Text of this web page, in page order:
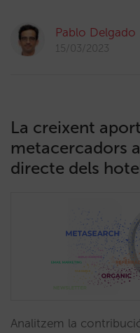
Pablo Delgado
15/03/2023
La creixent
metacercadors
directe dels
Analitzem la